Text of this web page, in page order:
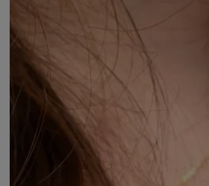
DÉSIGNÉ PAR :
Accord entre :
âgés de moins de 27 ans
associations de jeunesse
populaire, ayant fait
ministère chargé de la
la Fédération des
étudiantes (FAGE)